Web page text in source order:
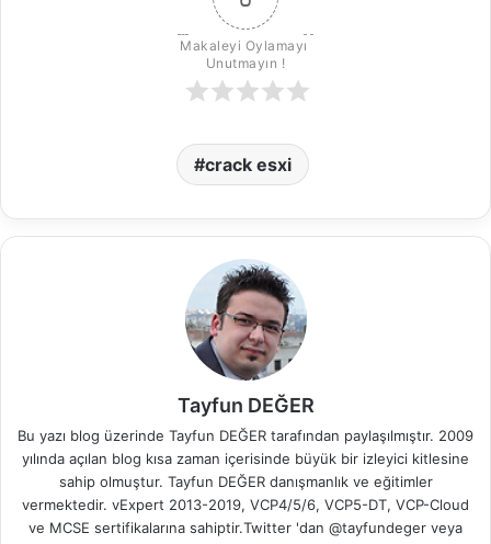
Makaleyi Oylamayı
Unutmayın !
crack esxi
Tayfun DEĞER
Bu yazı blog üzerinde Tayfun DEĞER tarafından paylaşılmıştır. 2009
yılında açılan blog kısa zaman içerisinde büyük bir izleyici kitlesine
sahip olmuştur. Tayfun DEĞER danışmanlık ve eğitimler
vermektedir. vExpert 2013-2019, VCP4/5/6, VCP5-DT, VCP-Cloud
ve MCSE sertifikalarına sahiptir.Twitter 'dan @tayfundeger veya